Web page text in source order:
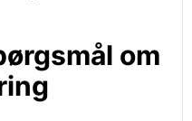
om